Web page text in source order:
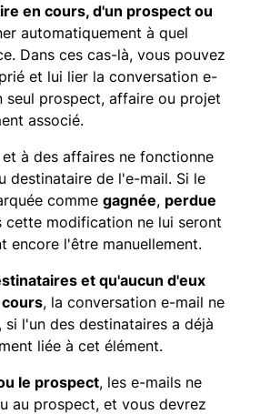
en cours, d'un prospect ou
automatiquement à quel
Dans ces cas-là, vous pouvez
et lui lier la conversation e-
seul prospect, affaire ou projet
associé.
à des affaires ne fonctionne
destinataire de l'e-mail. Si le
comme gagnée, perdue
cette modification ne lui seront
encore l'être manuellement.
et qu'aucun d'eux
, la conversation e-mail ne
l'un des destinataires a déjà
liée à cet élément.
le prospect, les e-mails ne
au prospect, et vous devrez